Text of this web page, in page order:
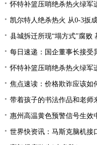
怀特补篮压哨绝杀热火绿军
凯尔特人绝杀热火 从0-3扳
县城拆迁所现“塌方式”腐败
每日速递：国企董事长接受
怀特补篮压哨绝杀热火绿军
焦点速读：价格欺诈应该如
带着孩子的书法作品和老师
惠州高温黄色预警信号生效
世界快资讯：马斯克脑机接